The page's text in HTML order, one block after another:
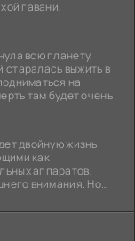
гавани,
всю планету,
выжить в
на
там будет очень
двойную жизнь.
как
аппаратов,
внимания. Но